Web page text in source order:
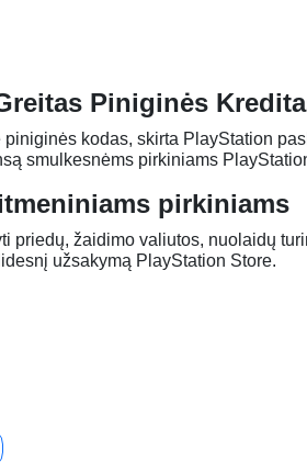
Piniginės
kodas, skirta PlayStation
smulkesnėms pirkiniams
pirkiniams
priedų, žaidimo valiutos, nuolaidų
užsakymą PlayStation Store.